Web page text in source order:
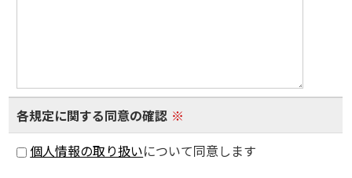
各規定に関する同意の確認 ※
個人情報の取り扱いについて同意します